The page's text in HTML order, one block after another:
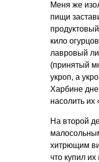
Меня же
пищи
кило
лавровый
(принятый
укроп, а
Харбине
насолить их
На второй
хитрющим
что купил